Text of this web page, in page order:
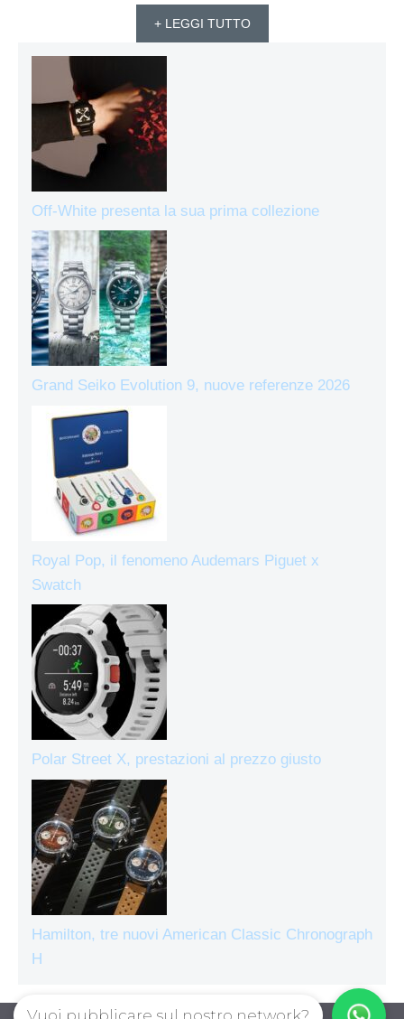
+ LEGGI TUTTO
Off-White presenta la sua prima collezione
Grand Seiko Evolution 9, nuove referenze 2026
Royal Pop, il fenomeno Audemars Piguet x
Swatch
Polar Street X, prestazioni al prezzo giusto
Hamilton, tre nuovi American Classic Chronograph
H
Vuoi pubblicare sul nostro network?